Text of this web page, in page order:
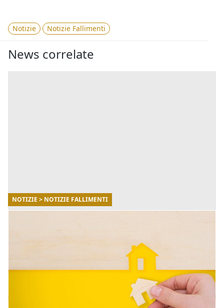
Notizie Notizie Fallimenti
News correlate
NOTIZIE > NOTIZIE FALLIMENTI
di un terreno
La rinuncia alla proprietà di un immobile è uno
strumento giuridico che consente al proprietario di